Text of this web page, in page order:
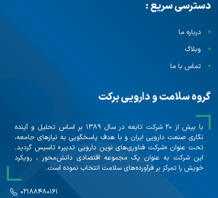
دسترسی سریع :
درباره ما
وبلاگ
تماس با ما
گروه سلامت و دارویی برکت
با بیش از ۲۰ شرکت تابعه در سال ۱۳۸۹ بر اساس تحلیل و آینده
نگاری صنعت دارویی ایران و با هدف پاسخگویی به نیازهای جامعه،
تحت عنوان «شرکت فناوری‌های نوین دارویی تدبیر» تاسیس گردید.
این شرکت به عنوان یک مجموعه اقتصادی دانش‌محور ، رویکرد
خویش را تمرکز بر فرآورده‌های سلامت انتخاب نموده است.
۰۲۱۸۸۴۸۰۱۶۱